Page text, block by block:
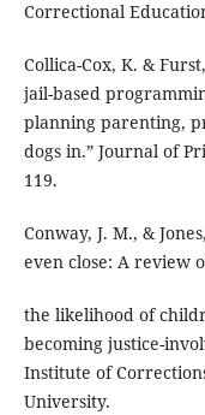
Correctional
Collica-Cox, K. &
jail-based
planning parenting,
dogs in.” Journal of
119.
Conway, J. M., &
even close: A review
the likelihood of
becoming justice-
Institute of
University.